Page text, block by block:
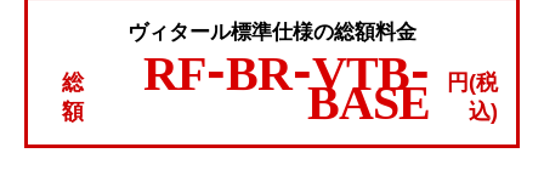
ヴィタール標準仕様の総額料金
総
額
RF-BR-VTB-
BASE
円(税
込)